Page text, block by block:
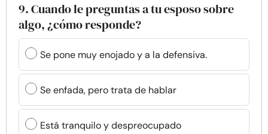
9. Cuando le preguntas a tu esposo sobre
algo, ¿cómo responde?
Se pone muy enojado y a la defensiva.
Se enfada, pero trata de hablar
Está tranquilo y despreocupado